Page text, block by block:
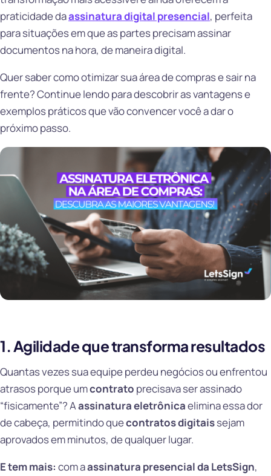
praticidade daassinatura digital presencial, perfeita
para situações em que as partes precisam assinar
documentos na hora, de maneira digital.
Quer saber como otimizar sua área de compras e sair na
frente? Continue lendo para descobrir as vantagens e
exemplos práticos que vão convencer você a dar o
próximo passo.
1. Agilidade que transforma resultados
Quantas vezes sua equipe perdeu negócios ou enfrentou
atrasos porque umcontrato precisava ser assinado
“fisicamente”? Aassinatura eletrônicaelimina essa dor
de cabeça, permitindo quecontratos digitaissejam
aprovados em minutos, de qualquer lugar.
E tem mais: com aassinatura presencial da LetsSign,